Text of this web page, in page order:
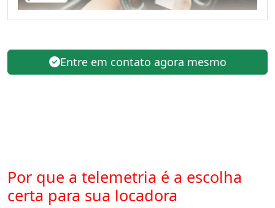
Entre em contato agora mesmo
Por que a telemetria é a escolha
certa para sua locadora